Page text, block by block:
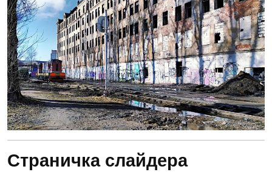
Страничка слайдера